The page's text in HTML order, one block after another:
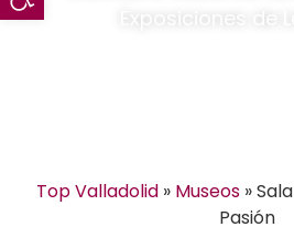
Top Valladolid » Museos »
Pasión